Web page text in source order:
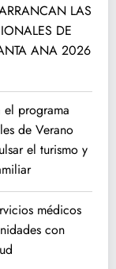
LAS
DE
ANA 2026
el programa
de Verano
el turismo y
médicos
con